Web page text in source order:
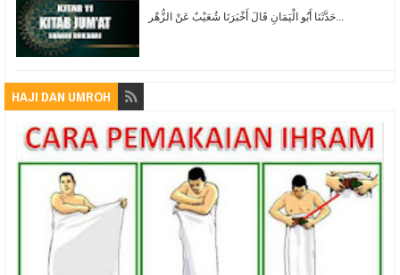
حَدَّثَنَا أَبُو الْيَمَانِ قَالَ أَخْبَرَنَا شُعَيْبٌ عَنْ الزُّهْر...
HAJI DAN UMROH